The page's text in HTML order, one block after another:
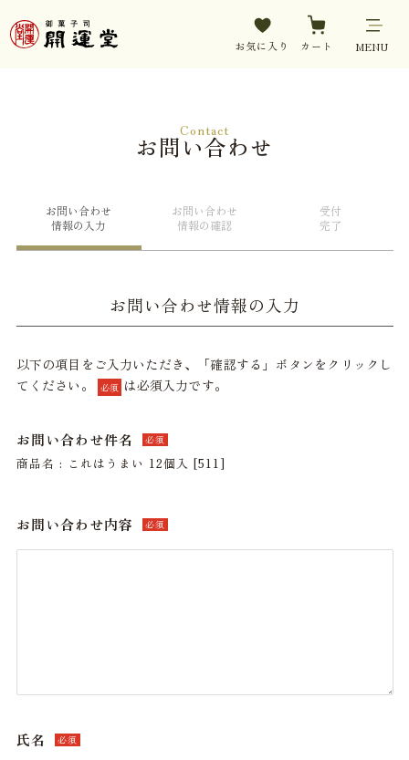
お気に入り カート MENU
Contact
お問い合わせ
お問い合わせ
情報の入力
お問い合わせ
情報の確認
受付
完了
お問い合わせ情報の入力
以下の項目をご入力いただき、「確認する」ボタンをクリックし
てください。
必須 は必須入力です。
お問い合わせ件名 必須
商品名 : これはうまい 12個入 [511]
お問い合わせ内容 必須
氏名 必須